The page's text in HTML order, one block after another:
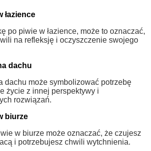
łazience
po piwie w łazience, może to oznaczać,
na refleksję i oczyszczenie swojego
dachu
dachu może symbolizować potrzebę
życie z innej perspektywy i
rozwiązań.
biurze
w biurze może oznaczać, że czujesz
i potrzebujesz chwili wytchnienia.